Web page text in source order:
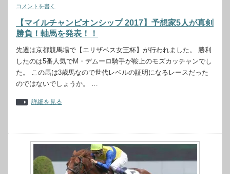
コメントを書く
【マイルチャンピオンシップ 2017】予想家5人が真剣
勝負！軸馬を発表！！
先週は京都競馬場で【エリザベス女王杯】が行われました。 勝利
したのは5番人気でM・デムーロ騎手が鞍上のモズカッチャンでし
た。 この馬は3歳馬なので世代レベルの証明になるレースだった
のではないでしょうか。 …
詳細を見る